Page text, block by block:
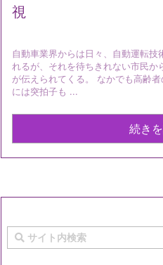
視
自動車業界からは日々、自動運転技
れるが、それを待ちきれない市民
が伝えられてくる。 なかでも高齢
には突拍子も ...
続き